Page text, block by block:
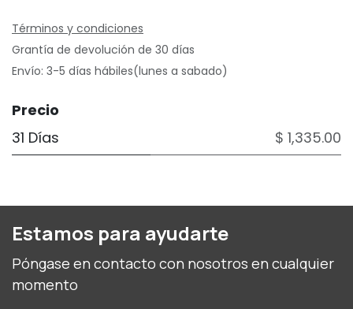
Términos y condiciones
Grantía de devolución de 30 días
Envío: 3-5 días hábiles(lunes a sabado)
Precio
31 Días
$ 1,335.00
Estamos para ayudarte
Póngase en contacto con nosotros en cualquier
momento